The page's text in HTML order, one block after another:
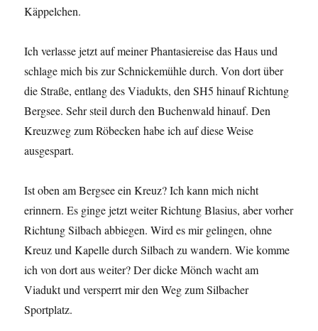
Käppelchen.
Ich verlasse jetzt auf meiner Phantasiereise das Haus und
schlage mich bis zur Schnickemühle durch. Von dort über
die Straße, entlang des Viadukts, den SH5 hinauf Richtung
Bergsee. Sehr steil durch den Buchenwald hinauf. Den
Kreuzweg zum Röbecken habe ich auf diese Weise
ausgespart.
Ist oben am Bergsee ein Kreuz? Ich kann mich nicht
erinnern. Es ginge jetzt weiter Richtung Blasius, aber vorher
Richtung Silbach abbiegen. Wird es mir gelingen, ohne
Kreuz und Kapelle durch Silbach zu wandern. Wie komme
ich von dort aus weiter? Der dicke Mönch wacht am
Viadukt und versperrt mir den Weg zum Silbacher
Sportplatz.